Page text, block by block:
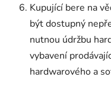
Kupující bere na
být dostupný
nutnou údržbu
vybavení
hardwarového a